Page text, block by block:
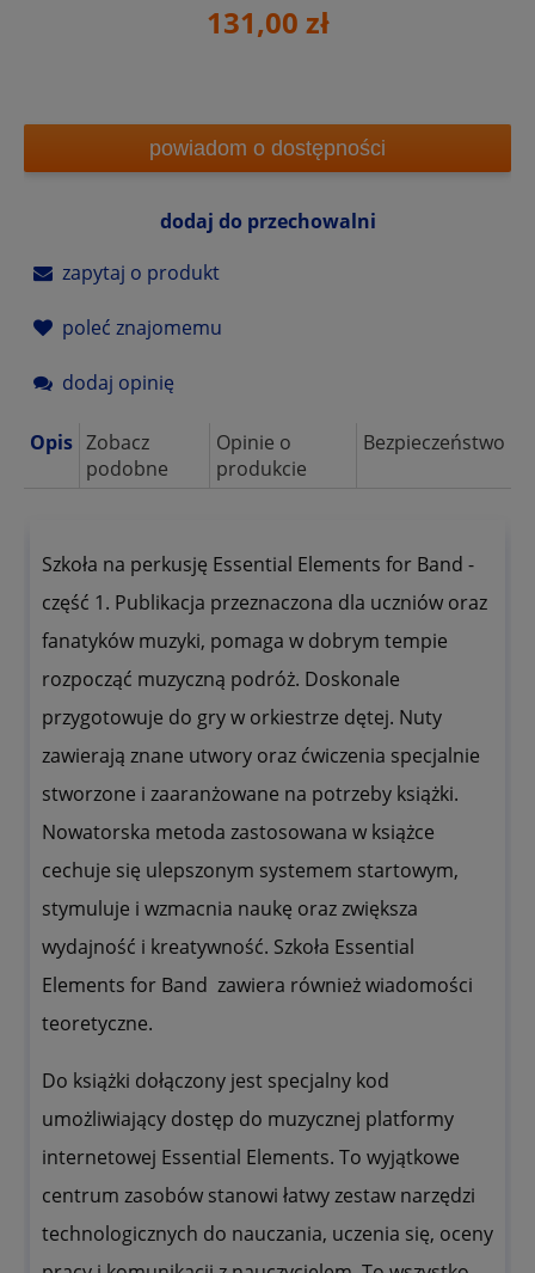
131,00 zł
powiadom o dostępności
dodaj do przechowalni
zapytaj o produkt
poleć znajomemu
dodaj opinię
Opis Zobacz
podobne
Opinie o
produkcie
Bezpieczeństwo
Szkoła na perkusję Essential Elements for Band -
część 1. Publikacja przeznaczona dla uczniów oraz
fanatyków muzyki, pomaga w dobrym tempie
rozpocząć muzyczną podróż. Doskonale
przygotowuje do gry w orkiestrze dętej. Nuty
zawierają znane utwory oraz ćwiczenia specjalnie
stworzone i zaaranżowane na potrzeby książki.
Nowatorska metoda zastosowana w książce
cechuje się ulepszonym systemem startowym,
stymuluje i wzmacnia naukę oraz zwiększa
wydajność i kreatywność. Szkoła Essential
Elements for Band zawiera również wiadomości
teoretyczne.
Do książki dołączony jest specjalny kod
umożliwiający dostęp do muzycznej platformy
internetowej Essential Elements. To wyjątkowe
centrum zasobów stanowi łatwy zestaw narzędzi
technologicznych do nauczania, uczenia się, oceny